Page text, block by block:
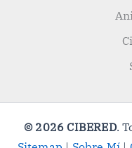
© 2026 CIBERED.